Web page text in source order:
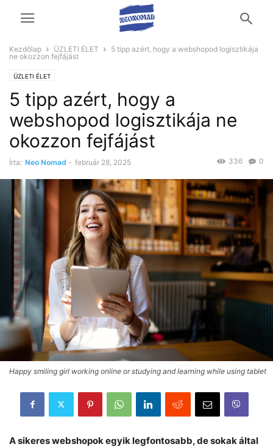
Kezdőlap ÜZLETI ÉLET
5 tipp azért, hogy a webshopod logisztikája
ne okozzon fejfájást
ÜZLETI ÉLET
5 tipp azért, hogy a
webshopod logisztikája ne
okozzon fejfájást
Írta: Neo Nomad - február 28, 2025 0
336
Happy smiling girl working online or studying and learning while using tablet
A sikeres webshopok egyik legfontosabb, de sokak által